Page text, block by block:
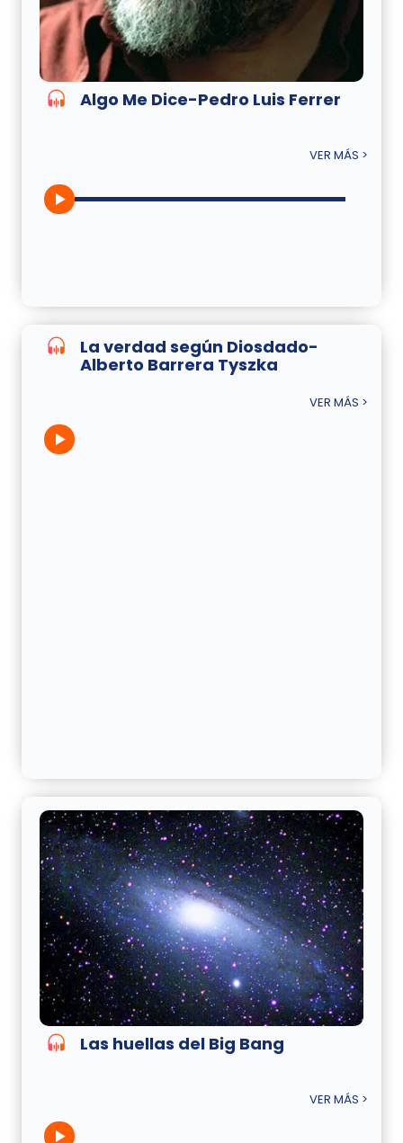
Algo Me Dice-Pedro Luis Ferrer
VER MÁS >
La verdad según Diosdado-
Alberto Barrera Tyszka
VER MÁS >
Las huellas del Big Bang
VER MÁS >